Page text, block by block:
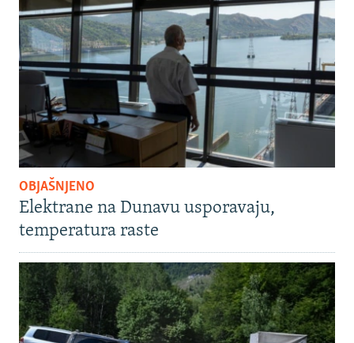
OBJAŠNJENO
Elektrane na Dunavu usporavaju,
temperatura raste